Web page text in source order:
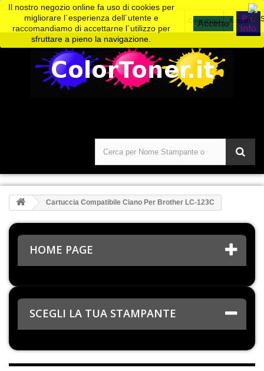
Accedi
Contattaci
Il nostro negozio online fa uso di cookies per
migliorare l´esperienza dell´utente e
raccomandiamo di accettarne l´utilizzo per
sfruttare a pieno la navigazione.
Piú
info
Cartuccia Compatibile Ciano Per Brother LC-123C
HOME PAGE
SCEGLI LA TUA STAMPANTE